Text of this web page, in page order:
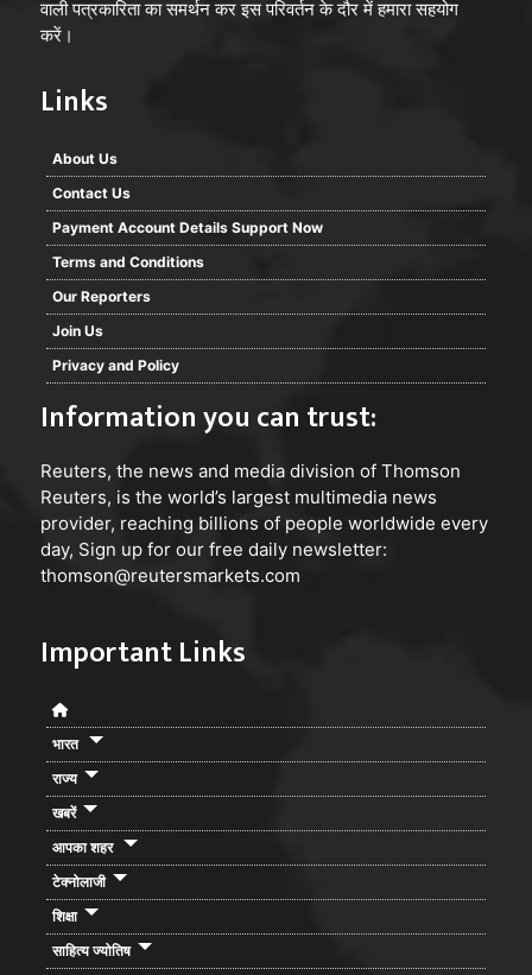
वाली पत्रकारिता का समर्थन कर इस परिवर्तन के दौर में हमारा सहयोग
करें।
Links
About Us
Contact Us
Payment Account Details Support Now
Terms and Conditions
Our Reporters
Join Us
Privacy and Policy
Information you can trust:
Reuters, the news and media division of Thomson
Reuters, is the world’s largest multimedia news
provider, reaching billions of people worldwide every
day, Sign up for our free daily newsletter:
thomson@reutersmarkets.com
Important Links
भारत
राज्य
खबरें
आपका शहर
टेक्नोलाजी
शिक्षा
साहित्य ज्योतिष